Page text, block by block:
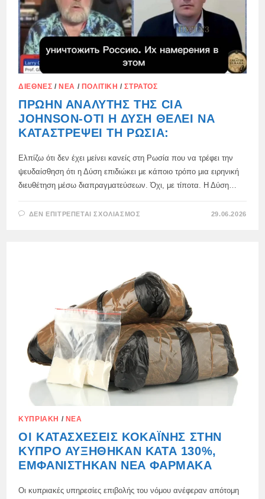
ΔΙΕΘΝΈΣ / ΝΈΑ / ΠΟΛΙΤΙΚΉ /ΣΤΡΑΤΌΣ
ΠΡΏΗΝ ΑΝΑΛΥΤΉΣ ΤΗΣ CIA
JOHNSON-ΌΤΙ Η ΔΎΣΗ ΘΈΛΕΙ ΝΑ
ΚΑΤΑΣΤΡΈΨΕΙ ΤΗ ΡΩΣΊΑ:
Ελπίζω ότι δεν έχει μείνει κανείς στη Ρωσία που να τρέφει την
ψευδαίσθηση ότι η Δύση επιδιώκει με κάποιο τρόπο μια ειρηνική
διευθέτηση μέσω διαπραγματεύσεων. Όχι, με τίποτα. Η Δύση…
ΔΕΝ ΕΠΙΤΡΈΠΕΤΑΙ ΣΧΟΛΙΑΣΜΌΣ
ΔΎΣΗ
ΘΈΛΕΙ
ΝΑ
ΚΑΤΑΣΤΡΈΨΕΙ
ΤΗ
ΡΩΣΊΑ:
29.06.2026
ΚΥΠΡΙΑΚΉ / ΝΈΑ
ΟΙ ΚΑΤΑΣΧΈΣΕΙΣ ΚΟΚΑΪ́ΝΗΣ ΣΤΗΝ
ΚΎΠΡΟ ΑΥΞΉΘΗΚΑΝ ΚΑΤΆ 130%,
ΕΜΦΑΝΊΣΤΗΚΑΝ ΝΈΑ ΦΆΡΜΑΚΑ
Οι κυπριακές υπηρεσίες επιβολής του νόμου ανέφεραν απότομη